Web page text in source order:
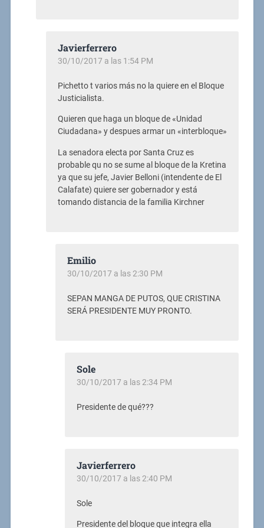
Javierferrero
30/10/2017 a las 1:54 PM
Pichetto t varios más no la quiere en el Bloque
Justicialista.
Quieren que haga un bloque de «Unidad
Ciudadana» y despues armar un «interbloque»
La senadora electa por Santa Cruz es
probable qu no se sume al bloque de la Kretina
ya que su jefe, Javier Belloni (intendente de El
Calafate) quiere ser gobernador y está
tomando distancia de la familia Kirchner
Emilio
30/10/2017 a las 2:30 PM
SEPAN MANGA DE PUTOS, QUE CRISTINA
SERÁ PRESIDENTE MUY PRONTO.
Sole
30/10/2017 a las 2:34 PM
Presidente de qué???
Javierferrero
30/10/2017 a las 2:40 PM
Sole
Presidente del bloque que integra ella